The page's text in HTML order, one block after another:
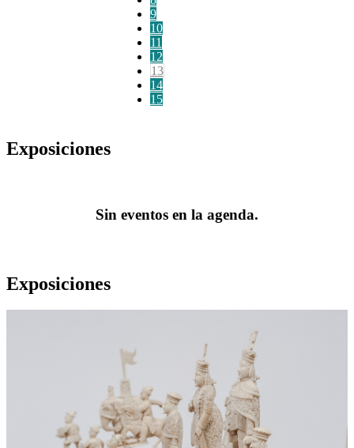
9
10
11
12
13
14
15
Exposiciones
Sin eventos en la agenda.
Exposiciones